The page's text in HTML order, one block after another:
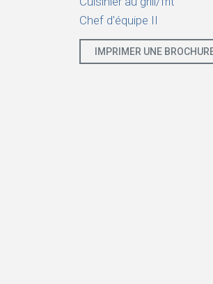
Chef d'équipe II
IMPRIMER UNE